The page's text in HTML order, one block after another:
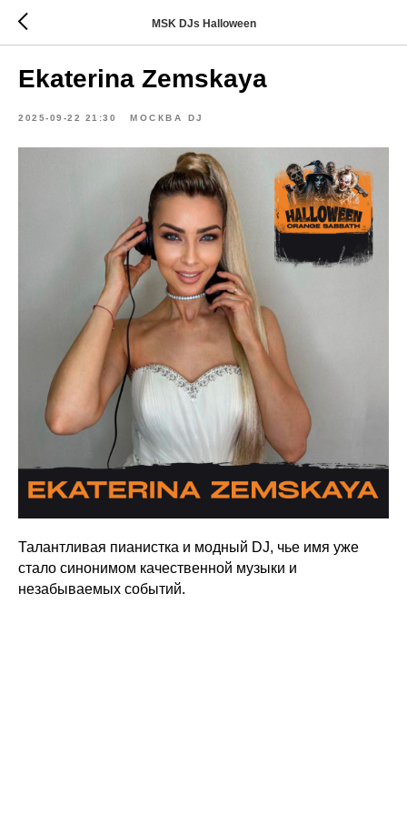
MSK DJs Halloween
Ekaterina Zemskaya
2025-09-22 21:30 МОСКВА DJ
Талантливая пианистка и модный DJ, чье имя уже
стало синонимом качественной музыки и
незабываемых событий.